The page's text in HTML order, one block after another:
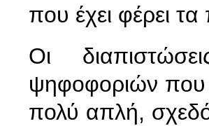
που έχει φέρει
Οι
ψηφοφοριών που
πολύ απλή,